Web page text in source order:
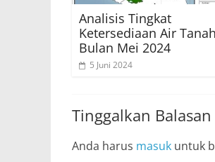
Analisis Tingkat
Ketersediaan Air Tanah
Bulan Mei 2024
5 Juni 2024
Tinggalkan Balasan
Anda harus masuk untuk